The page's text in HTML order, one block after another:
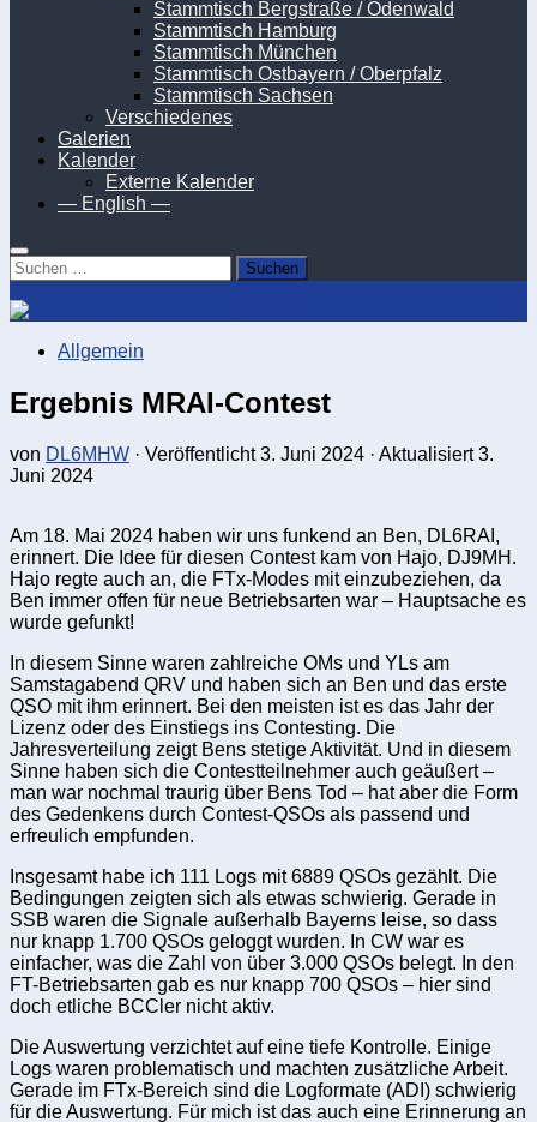
Stammtisch Bergstraße / Odenwald
Stammtisch Hamburg
Stammtisch München
Stammtisch Ostbayern / Oberpfalz
Stammtisch Sachsen
Verschiedenes
Galerien
Kalender
Externe Kalender
— English —
Suchen
nach:
Allgemein
Ergebnis MRAI-Contest
von DL6MHW · Veröffentlicht3. Juni 2024 · Aktualisiert3.
Juni 2024
Am 18. Mai 2024 haben wir uns funkend an Ben, DL6RAI,
erinnert. Die Idee für diesen Contest kam von Hajo, DJ9MH.
Hajo regte auch an, die FTx-Modes mit einzubeziehen, da
Ben immer offen für neue Betriebsarten war – Hauptsache es
wurde gefunkt!
In diesem Sinne waren zahlreiche OMs und YLs am
Samstagabend QRV und haben sich an Ben und das erste
QSO mit ihm erinnert. Bei den meisten ist es das Jahr der
Lizenz oder des Einstiegs ins Contesting. Die
Jahresverteilung zeigt Bens stetige Aktivität. Und in diesem
Sinne haben sich die Contestteilnehmer auch geäußert –
man war nochmal traurig über Bens Tod – hat aber die Form
des Gedenkens durch Contest-QSOs als passend und
erfreulich empfunden.
Insgesamt habe ich 111 Logs mit 6889 QSOs gezählt. Die
Bedingungen zeigten sich als etwas schwierig. Gerade in
SSB waren die Signale außerhalb Bayerns leise, so dass
nur knapp 1.700 QSOs geloggt wurden. In CW war es
einfacher, was die Zahl von über 3.000 QSOs belegt. In den
FT-Betriebsarten gab es nur knapp 700 QSOs – hier sind
doch etliche BCCler nicht aktiv.
Die Auswertung verzichtet auf eine tiefe Kontrolle. Einige
Logs waren problematisch und machten zusätzliche Arbeit.
Gerade im FTx-Bereich sind die Logformate (ADI) schwierig
für die Auswertung. Für mich ist das auch eine Erinnerung an